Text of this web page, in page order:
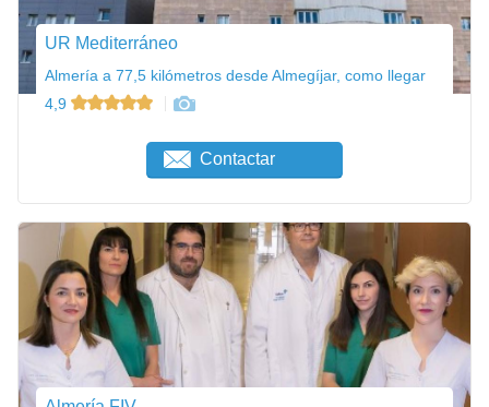
UR Mediterráneo
Almería a 77,5 kilómetros desde Almegíjar, como llegar
4,9
Contactar